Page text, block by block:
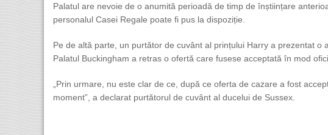
Palatul are nevoie de o anumită perioadă de timp de înștiințare
personalul Casei Regale poate fi pus la dispoziție.
Pe de altă parte, un purtător de cuvânt al prințului Harry a prezentat
Palatul Buckingham a retras o ofertă care fusese acceptată în mod
„Prin urmare, nu este clar de ce, după ce oferta de cazare a fost
moment”, a declarat purtătorul de cuvânt al ducelui de Sussex.